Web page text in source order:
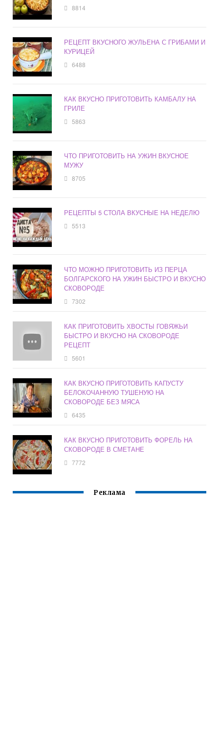
8814
РЕЦЕПТ ВКУСНОГО ЖУЛЬЕНА С ГРИБАМИ И
КУРИЦЕЙ
6488
КАК ВКУСНО ПРИГОТОВИТЬ КАМБАЛУ НА
ГРИЛЕ
5863
ЧТО ПРИГОТОВИТЬ НА УЖИН ВКУСНОЕ
МУЖУ
8705
РЕЦЕПТЫ 5 СТОЛА ВКУСНЫЕ НА НЕДЕЛЮ
5513
ЧТО МОЖНО ПРИГОТОВИТЬ ИЗ ПЕРЦА
БОЛГАРСКОГО НА УЖИН БЫСТРО И ВКУСНО
СКОВОРОДЕ
7302
КАК ПРИГОТОВИТЬ ХВОСТЫ ГОВЯЖЬИ
БЫСТРО И ВКУСНО НА СКОВОРОДЕ
РЕЦЕПТ
5601
КАК ВКУСНО ПРИГОТОВИТЬ КАПУСТУ
БЕЛОКОЧАННУЮ ТУШЕНУЮ НА
СКОВОРОДЕ БЕЗ МЯСА
6435
КАК ВКУСНО ПРИГОТОВИТЬ ФОРЕЛЬ НА
СКОВОРОДЕ В СМЕТАНЕ
7772
Реклама